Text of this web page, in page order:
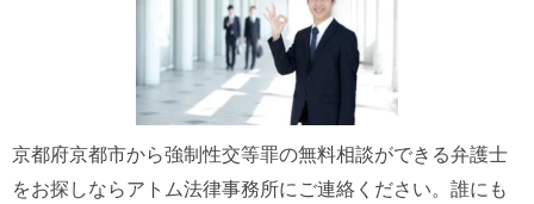
京都府京都市から強制性交等罪の無料相談ができる弁護士
をお探しならアトム法律事務所にご連絡ください。誰にも